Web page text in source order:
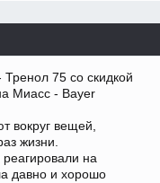
75 со скидкой
Миасс - Bayer
вокруг вещей,
жизни.
на
давно и хорошо